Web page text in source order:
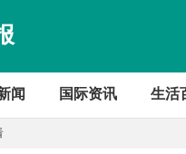
闻 国际资讯 生活